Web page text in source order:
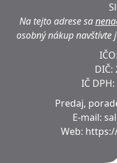
Na tejto adrese sa
osobný nákup navštívte
DIČ:
IČ DPH:
Predaj,
E-mail:
Web: